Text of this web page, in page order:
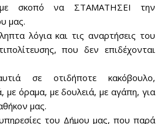
Don't miss
out!
Sing up for our newsletter
με σκοπό να ΣΤΑΜΑΤΗΣΕΙ την
μας.
λόγια και τις αναρτήσεις του
που δεν επιδέχονται
σε οτιδήποτε κακόβουλο,
όραμα, με δουλειά, με αγάπη, για
μας.
του Δήμου μας, που παρά